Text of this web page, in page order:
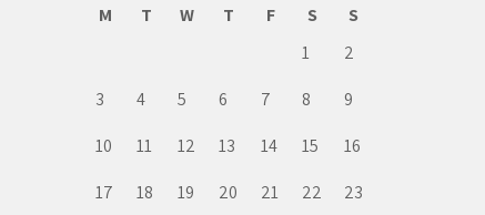
M
T W T F S
S
1
2
3
4 5 6 7 8
9
10
11 12 13 14 15
16
17
18 19 20 21 22 23